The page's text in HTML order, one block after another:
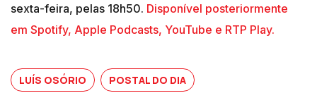
sexta-feira, pelas 18h50. Disponível posteriormente
em Spotify, Apple Podcasts, YouTube e RTP Play.
LUÍS OSÓRIO POSTAL DO DIA